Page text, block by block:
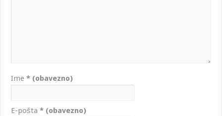
Ime* (obavezno)
E-pošta* (obavezno)